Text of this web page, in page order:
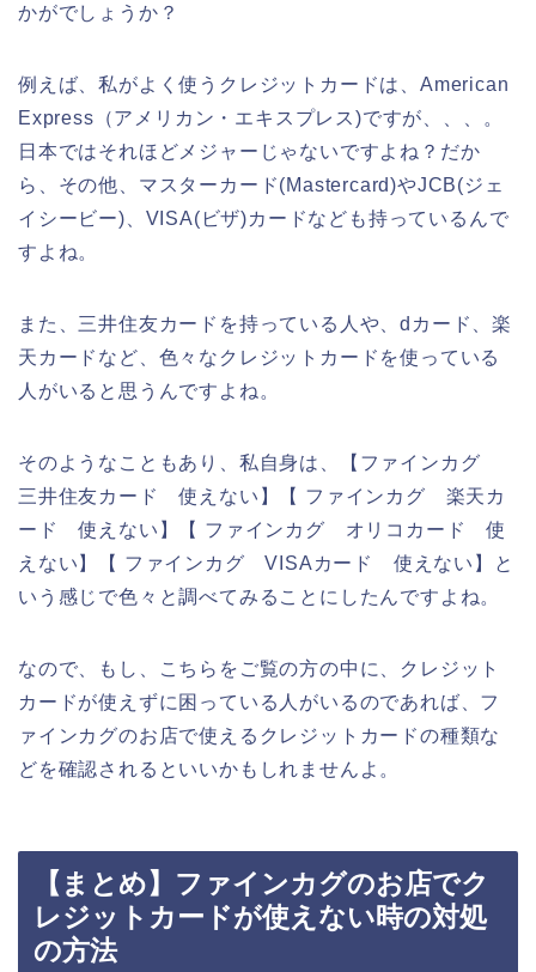
かがでしょうか？
例えば、私がよく使うクレジットカードは、American
Express（アメリカン・エキスプレス)ですが、、、。
日本ではそれほどメジャーじゃないですよね？だか
ら、その他、マスターカード(Mastercard)やJCB(ジェ
イシービー)、VISA(ビザ)カードなども持っているんで
すよね。
また、三井住友カードを持っている人や、dカード、楽
天カードなど、色々なクレジットカードを使っている
人がいると思うんですよね。
そのようなこともあり、私自身は、【ファインカグ
三井住友カード 使えない】【 ファインカグ 楽天カ
ード 使えない】【 ファインカグ オリコカード 使
えない】【 ファインカグ VISAカード 使えない】と
いう感じで色々と調べてみることにしたんですよね。
なので、もし、こちらをご覧の方の中に、クレジット
カードが使えずに困っている人がいるのであれば、フ
ァインカグのお店で使えるクレジットカードの種類な
どを確認されるといいかもしれませんよ。
【まとめ】ファインカグのお店でク
レジットカードが使えない時の対処
の方法